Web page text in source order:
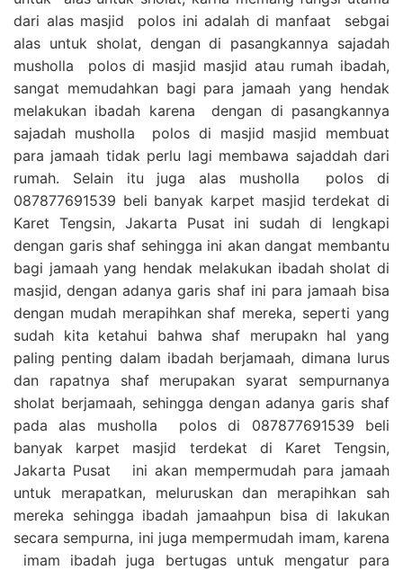
dari alas masjid polos ini adalah di manfaat sebgai
alas untuk sholat, dengan di pasangkannya sajadah
musholla polos di masjid masjid atau rumah ibadah,
sangat memudahkan bagi para jamaah yang hendak
melakukan ibadah karena dengan di pasangkannya
sajadah musholla polos di masjid masjid membuat
para jamaah tidak perlu lagi membawa sajaddah dari
rumah. Selain itu juga alas musholla polos di
087877691539 beli banyak karpet masjid terdekat di
Karet Tengsin, Jakarta Pusat ini sudah di lengkapi
dengan garis shaf sehingga ini akan dangat membantu
bagi jamaah yang hendak melakukan ibadah sholat di
masjid, dengan adanya garis shaf ini para jamaah bisa
dengan mudah merapihkan shaf mereka, seperti yang
sudah kita ketahui bahwa shaf merupakn hal yang
paling penting dalam ibadah berjamaah, dimana lurus
dan rapatnya shaf merupakan syarat sempurnanya
sholat berjamaah, sehingga dengan adanya garis shaf
pada alas musholla polos di 087877691539 beli
banyak karpet masjid terdekat di Karet Tengsin,
Jakarta Pusat ini akan mempermudah para jamaah
untuk merapatkan, meluruskan dan merapihkan sah
mereka sehingga ibadah jamaahpun bisa di lakukan
secara sempurna, ini juga mempermudah imam, karena
imam ibadah juga bertugas untuk mengatur para